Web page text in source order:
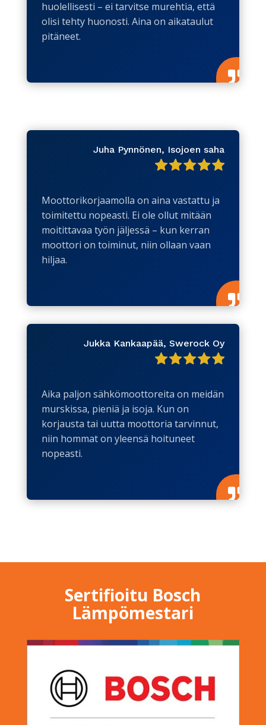
huolellisesti – ei tarvitse murehtia, että
olisi tehty huonosti. Aina on aikataulut
pitäneet.

Juha Pynnönen, Isojoen saha
Moottorikorjaamolla on aina vastattu ja
toimitettu nopeasti. Ei ole ollut mitään
moitittavaa työn jäljessä – kun kerran
moottori on toiminut, niin ollaan vaan
hiljaa.

Jukka Kankaapää, Swerock Oy
Aika paljon sähkömoottoreita on meidän
murskissa, pieniä ja isoja. Kun on
korjausta tai uutta moottoria tarvinnut,
niin hommat on yleensä hoituneet
nopeasti.

Sertifioitu Bosch
Lämpömestari